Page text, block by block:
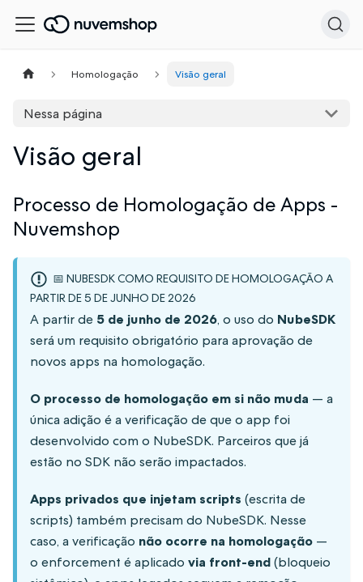
Homologação Visão geral
Nessa página
Visão geral
Processo de Homologação de Apps -
Nuvemshop
📅 NUBESDK COMO REQUISITO DE HOMOLOGAÇÃO A
PARTIR DE 5 DE JUNHO DE 2026
A partir de 5 de junho de 2026, o uso do NubeSDK
será um requisito obrigatório para aprovação de
novos apps na homologação.
O processo de homologação em si não muda — a
única adição é a verificação de que o app foi
desenvolvido com o NubeSDK. Parceiros que já
estão no SDK não serão impactados.
Apps privados que injetam scripts (escrita de
scripts) também precisam do NubeSDK. Nesse
caso, a verificação não ocorre na homologação —
o enforcement é aplicado via front-end(bloqueio